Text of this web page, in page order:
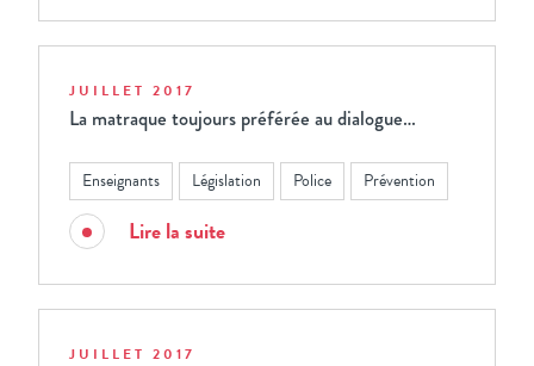
JUILLET 2017
La matraque toujours préférée au dialogue…
Enseignants Législation Police Prévention
Lire la suite
JUILLET 2017